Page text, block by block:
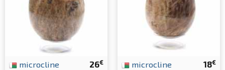
26€
microcline 18€
microcline